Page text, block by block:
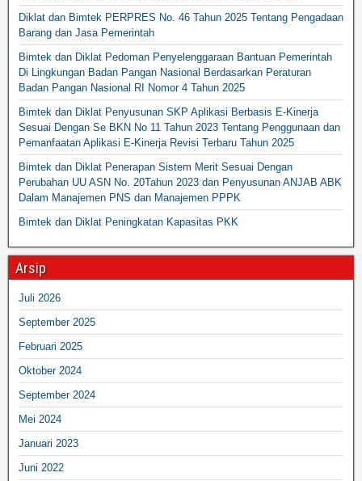
Diklat dan Bimtek PERPRES No. 46 Tahun 2025 Tentang Pengadaan
Barang dan Jasa Pemerintah
Bimtek dan Diklat Pedoman Penyelenggaraan Bantuan Pemerintah
Di Lingkungan Badan Pangan Nasional Berdasarkan Peraturan
Badan Pangan Nasional RI Nomor 4 Tahun 2025
Bimtek dan Diklat Penyusunan SKP Aplikasi Berbasis E-Kinerja
Sesuai Dengan Se BKN No 11 Tahun 2023 Tentang Penggunaan dan
Pemanfaatan Aplikasi E-Kinerja Revisi Terbaru Tahun 2025
Bimtek dan Diklat Penerapan Sistem Merit Sesuai Dengan
Perubahan UU ASN No. 20Tahun 2023 dan Penyusunan ANJAB ABK
Dalam Manajemen PNS dan Manajemen PPPK
Bimtek dan Diklat Peningkatan Kapasitas PKK
Arsip
Juli 2026
September 2025
Februari 2025
Oktober 2024
September 2024
Mei 2024
Januari 2023
Juni 2022